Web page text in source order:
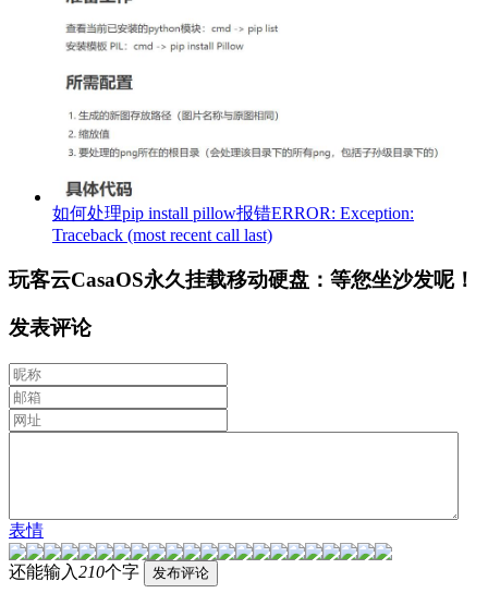
如何处理pip install pillow报错ERROR: Exception:
Traceback (most recent call last)
玩客云CasaOS永久挂载移动硬盘：等您坐沙发呢！
发表评论
表情
还能输入210个字